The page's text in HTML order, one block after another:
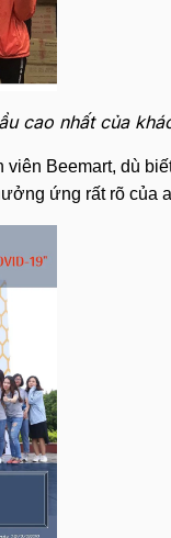
cao nhất của
viên Beemart, dù
ứng rất rõ của